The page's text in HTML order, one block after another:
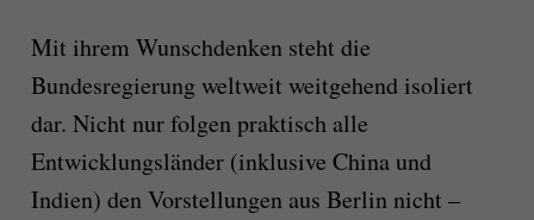
Mit ihrem Wunschdenken steht die
Bundesregierung weltweit weitgehend isoliert
dar. Nicht nur folgen praktisch alle
Entwicklungsländer (inklusive China und
Indien) den Vorstellungen aus Berlin nicht –